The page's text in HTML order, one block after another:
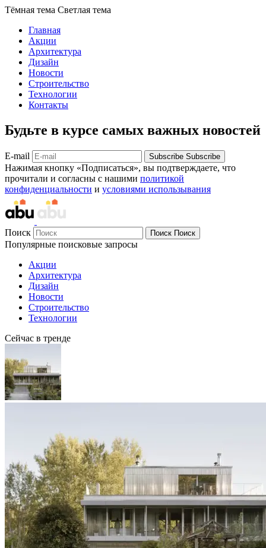
Тёмная тема Светлая тема
Главная
Акции
Архитектура
Дизайн
Новости
Строительство
Технологии
Контакты
Будьте в курсе самых важных новостей
E-mail Subscribe Subscribe
Нажимая кнопку «Подписаться», вы подтверждаете, что
прочитали и согласны с нашими политикой
конфиденциальности и условиями использывания
Поиск Поиск Поиск
Популярные поисковые запросы
Акции
Архитектура
Дизайн
Новости
Строительство
Технологии
Сейчас в тренде